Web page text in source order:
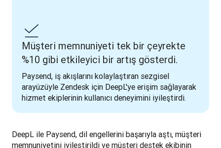
Müşteri memnuniyeti tek bir çeyrekte
%10 gibi etkileyici bir artış gösterdi.
Paysend, iş akışlarını kolaylaştıran sezgisel
arayüzüyle Zendesk için DeepL'ye erişim sağlayarak
hizmet ekiplerinin kullanıcı deneyimini iyileştirdi.
DeepL ile Paysend, dil engellerini başarıyla aştı, müşteri
memnuniyetini iyileştirildi ve müşteri destek ekibinin